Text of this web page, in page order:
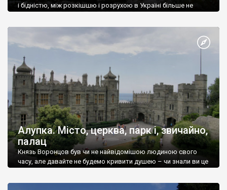
і бідністю, між розкішшю і розрухою в Україні більше не
Алупка. Місто, церква, парк і, звичайно,
палац
Князь Воронцов був чи не найвідомішою людиною свого
часу, але давайте не будемо кривити душею – чи знали ви це